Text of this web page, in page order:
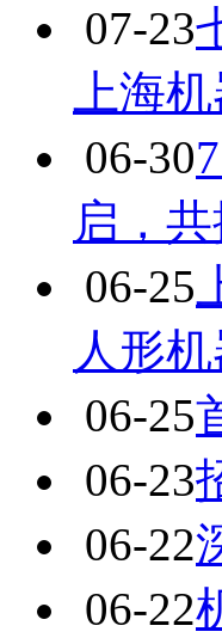
07-23
上海
06-30
启，
06-25
人形
06-25
06-23
06-22
06-22